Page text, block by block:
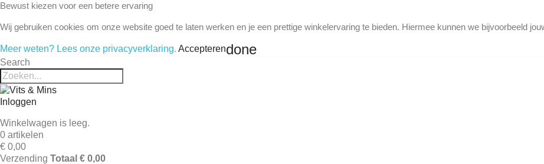
Bewust kiezen voor een betere ervaring
Wij gebruiken cookies om onze website goed te laten werken en je een prettige winkelervaring te bieden. Hiermee kunnen we bijvoorbeeld
Meer weten? Lees onze privacyverklaring. Accepterendone
Search
Inloggen
Winkelwagen is leeg.
0 artikelen
€ 0,00
Verzending Totaal € 0,00